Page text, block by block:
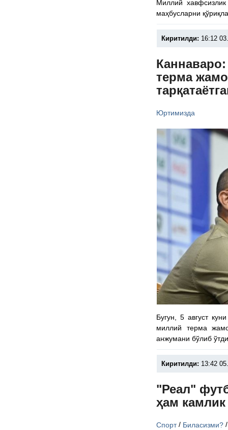
Миллий хавфсизлик
маҳбусларни
Киритилди: 16:12
терма
Юртимизда
Бугун, 5 август
миллий терма
анжумани бўлиб
Киритилди: 13:42
"Реал"
ҳам
Спорт/ Биласизми?